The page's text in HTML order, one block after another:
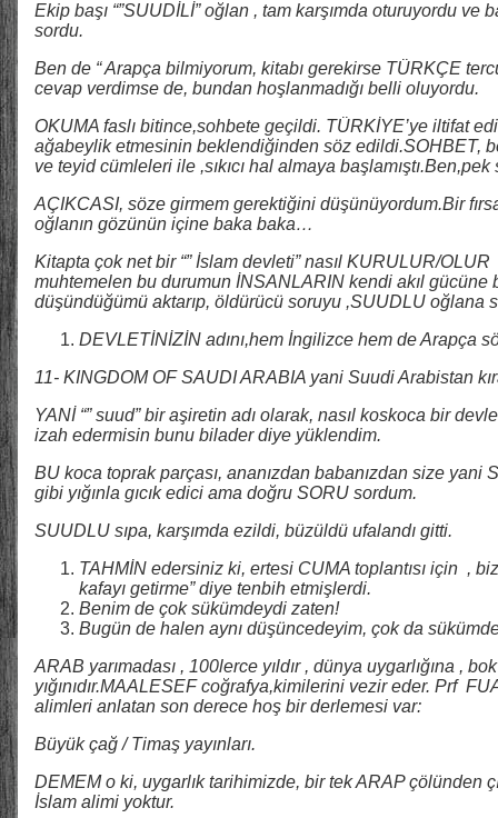
Ekip başı “”SUUDİLİ” oğlan , tam karşımda oturuyordu ve
sordu.
Ben de “ Arapça bilmiyorum, kitabı gerekirse TÜRKÇE
cevap verdimse de, bundan hoşlanmadığı belli oluyordu.
OKUMA faslı bitince,sohbete geçildi. TÜRKİYE’ye iltifat
ağabeylik etmesinin beklendiğinden söz edildi.SOHBET,
ve teyid cümleleri ile ,sıkıcı hal almaya başlamıştı.Ben,pek
AÇIKCASI, söze girmem gerektiğini düşünüyordum.Bir
oğlanın gözünün içine baka baka…
Kitapta çok net bir “” İslam devleti” nasıl KURULUR/
muhtemelen bu durumun İNSANLARIN kendi akıl gücüne
düşündüğümü aktarıp, öldürücü soruyu ,SUUDLU oğlana
DEVLETİNİZİN adını,hem İngilizce hem de Arapça
11- KINGDOM OF SAUDI ARABIA yani Suudi Arabistan
YANİ “” suud” bir aşiretin adı olarak, nasıl koskoca bir
izah edermisin bunu bilader diye yüklendim.
BU koca toprak parçası, ananızdan babanızdan size yani
gibi yığınla gıcık edici ama doğru SORU sordum.
SUUDLU sıpa, karşımda ezildi, büzüldü ufalandı gitti.
TAHMİN edersiniz ki, ertesi CUMA toplantısı için ,
kafayı getirme” diye tenbih etmişlerdi.
Benim de çok sükümdeydi zaten!
Bugün de halen aynı düşüncedeyim, çok da
ARAB yarımadası , 100lerce yıldır , dünya uygarlığına ,
yığınıdır.MAALESEF coğrafya,kimilerini vezir eder. Prf
alimleri anlatan son derece hoş bir derlemesi var:
Büyük çağ / Timaş yayınları.
DEMEM o ki, uygarlık tarihimizde, bir tek ARAP çölünden
İslam alimi yoktur.